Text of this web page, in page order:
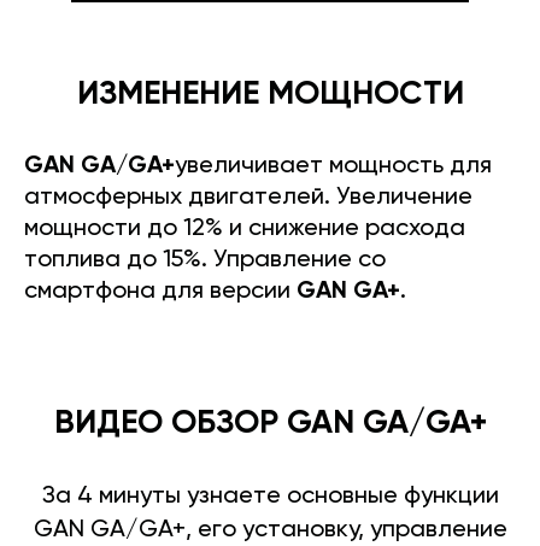
ИЗМЕНЕНИЕ МОЩНОСТИ
GAN GA/GA+увеличивает мощность для
атмосферных двигателей. Увеличение
мощности до 12% и снижение расхода
топлива до 15%. Управление со
смартфона для версии GAN GA+.
ВИДЕО ОБЗОР GAN GA/GA+
За 4 минуты узнаете основные функции
GAN GA/GA+, его установку, управление